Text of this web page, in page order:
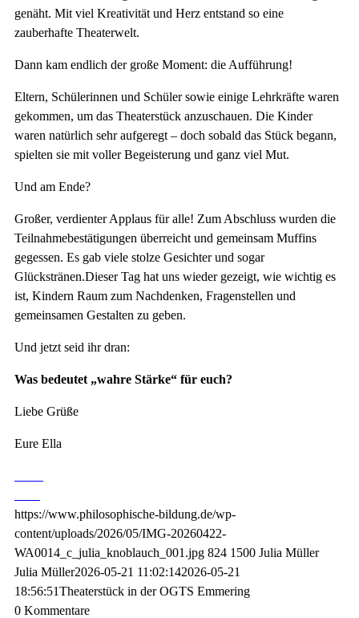
genäht. Mit viel Kreativität und Herz entstand so eine
zauberhafte Theaterwelt.
Dann kam endlich der große Moment: die Aufführung!
Eltern, Schülerinnen und Schüler sowie einige Lehrkräfte waren
gekommen, um das Theaterstück anzuschauen. Die Kinder
waren natürlich sehr aufgeregt – doch sobald das Stück begann,
spielten sie mit voller Begeisterung und ganz viel Mut.
Und am Ende?
Großer, verdienter Applaus für alle! Zum Abschluss wurden die
Teilnahmebestätigungen überreicht und gemeinsam Muffins
gegessen. Es gab viele stolze Gesichter und sogar
Glückstränen.Dieser Tag hat uns wieder gezeigt, wie wichtig es
ist, Kindern Raum zum Nachdenken, Fragenstellen und
gemeinsamen Gestalten zu geben.
Und jetzt seid ihr dran:
Was bedeutet „wahre Stärke“ für euch?
Liebe Grüße
Eure Ella
https://www.philosophische-bildung.de/wp-
content/uploads/2026/05/IMG-20260422-
WA0014_c_julia_knoblauch_001.jpg 824 1500 Julia Müller
Julia Müller2026-05-21 11:02:142026-05-21
18:56:51Theaterstück in der OGTS Emmering
0 Kommentare